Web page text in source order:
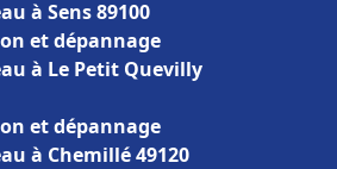
à Sens 89100
et dépannage
à Le Petit Quevilly
et dépannage
à Chemillé 49120